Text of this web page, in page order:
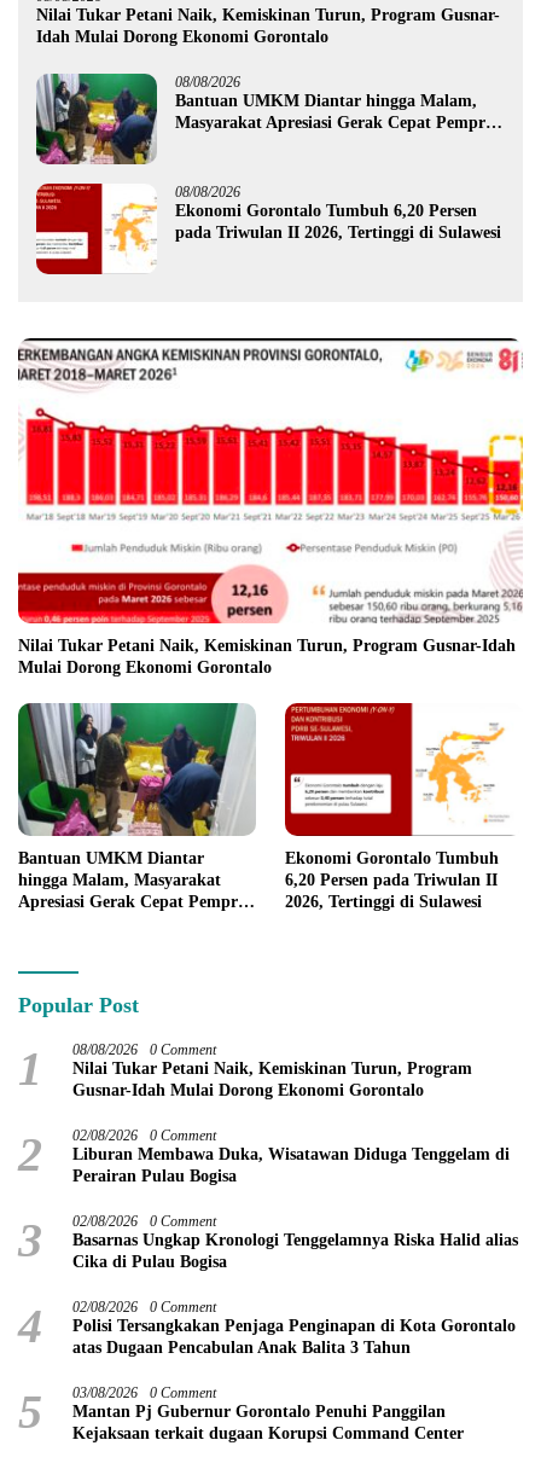
Nilai Tukar Petani Naik, Kemiskinan Turun, Program Gusnar-
Idah Mulai Dorong Ekonomi Gorontalo
08/08/2026
Bantuan UMKM Diantar hingga Malam,
Masyarakat Apresiasi Gerak Cepat Pemprov
08/08/2026
Ekonomi Gorontalo Tumbuh 6,20 Persen
pada Triwulan II 2026, Tertinggi di Sulawesi
Nilai Tukar Petani Naik, Kemiskinan Turun, Program Gusnar-Idah
Mulai Dorong Ekonomi Gorontalo
Bantuan UMKM Diantar
hingga Malam, Masyarakat
Apresiasi Gerak Cepat Pemprov
Ekonomi Gorontalo Tumbuh
6,20 Persen pada Triwulan II
2026, Tertinggi di Sulawesi
Popular Post
1 08/08/2026 0 Comment
Nilai Tukar Petani Naik, Kemiskinan Turun, Program
Gusnar-Idah Mulai Dorong Ekonomi Gorontalo
2 02/08/2026 0 Comment
Liburan Membawa Duka, Wisatawan Diduga Tenggelam di
Perairan Pulau Bogisa
3 02/08/2026 0 Comment
Basarnas Ungkap Kronologi Tenggelamnya Riska Halid alias
Cika di Pulau Bogisa
4 02/08/2026 0 Comment
Polisi Tersangkakan Penjaga Penginapan di Kota Gorontalo
atas Dugaan Pencabulan Anak Balita 3 Tahun
5 03/08/2026 0 Comment
Mantan Pj Gubernur Gorontalo Penuhi Panggilan
Kejaksaan terkait dugaan Korupsi Command Center